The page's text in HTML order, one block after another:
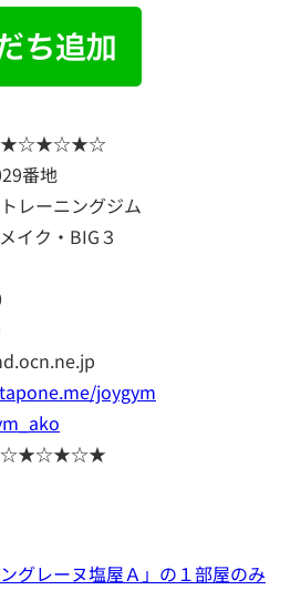
番地
レーニングジム
イク・BIG３
joygym
グレーヌ塩屋Ａ」の１部屋のみ